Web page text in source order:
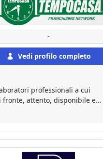
-
Vedi profilo completo
professionali a cui
fronte, attento, disponibile e